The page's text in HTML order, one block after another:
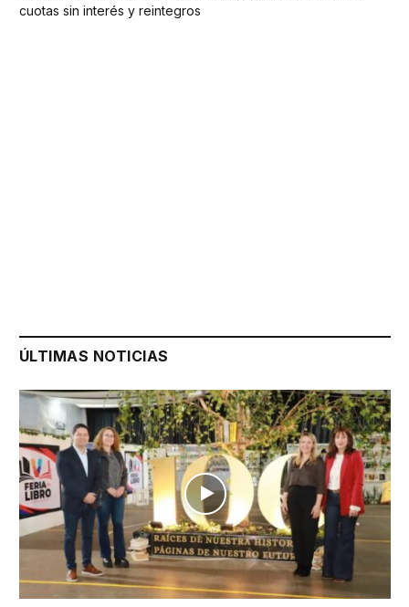
cuotas sin interés y reintegros
ÚLTIMAS NOTICIAS